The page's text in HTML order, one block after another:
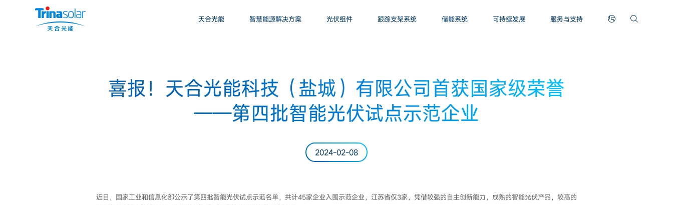
天合光能 智慧能源解决方案 光伏组件 跟踪支架系统 储能系统 可持续发展 服务与支持
喜报！天合光能科技（盐城）有限公司首获国家级荣誉
——第四批智能光伏试点示范企业
2024-02-08
近日，国家工业和信息化部公示了第四批智能光伏试点示范名单，共计45家企业入围示范企业，江苏省仅3家，凭借较强的自主创新能力，成熟的智能光伏产品，较高的